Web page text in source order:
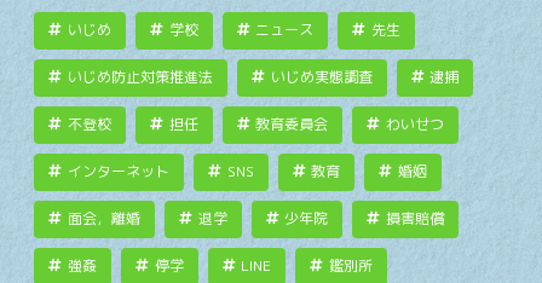
いじめ 学校 ニュース 先生
いじめ防止対策推進法 いじめ実態調査 逮捕
不登校 担任 教育委員会 わいせつ
インターネット SNS 教育 婚姻
面会，離婚 退学 少年院 損害賠償
強姦 停学 LINE 鑑別所